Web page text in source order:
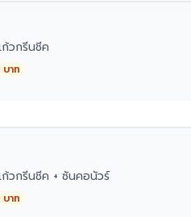
วกรีนชีค
าท
วกรีนชีค + ซันคอนัวร์
าท